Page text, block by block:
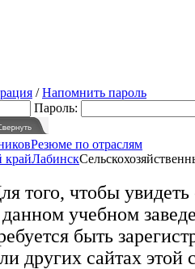
/Напомнить пароль
Пароль:
Резюме по отраслям
крайЛабинск
того, чтобы
учебном
быть
других сайтах этой